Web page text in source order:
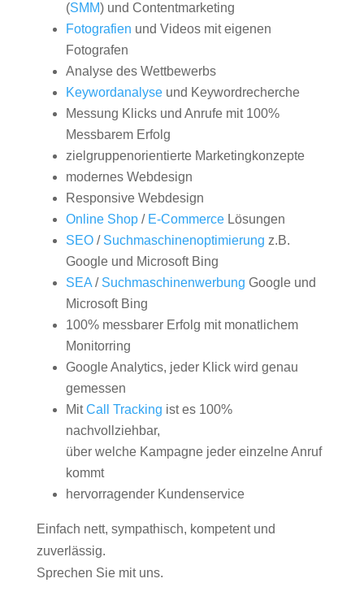
(SMM) und Contentmarketing
Fotografien und Videos mit eigenen
Fotografen
Analyse des Wettbewerbs
Keywordanalyseund Keywordrecherche
Messung Klicks und Anrufe mit 100%
Messbarem Erfolg
zielgruppenorientierte Marketingkonzepte
modernes Webdesign
Responsive Webdesign
Online Shop/ E-CommerceLösungen
SEO/ Suchmaschinenoptimierung z.B.
Google und Microsoft Bing
SEA/ Suchmaschinenwerbung Google und
Microsoft Bing
100% messbarer Erfolg mit monatlichem
Monitorring
Google Analytics, jeder Klick wird genau
gemessen
MitCall Tracking ist es 100%
nachvollziehbar,
über welche Kampagne jeder einzelne Anruf
kommt
hervorragender Kundenservice
Einfach nett, sympathisch, kompetent und
zuverlässig.
Sprechen Sie mit uns.